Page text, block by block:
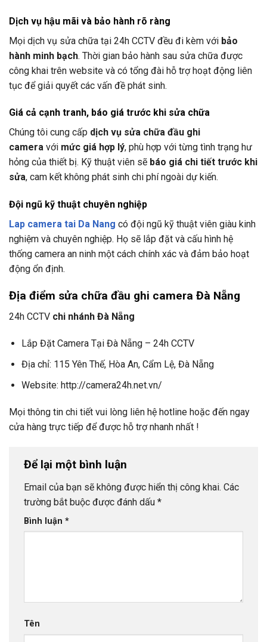
Dịch vụ hậu mãi và bảo hành rõ ràng
Mọi dịch vụ sửa chữa tại 24h CCTV đều đi kèm với bảo
hành minh bạch. Thời gian bảo hành sau sửa chữa được
công khai trên website và có tổng đài hỗ trợ hoạt động liên
tục để giải quyết các vấn đề phát sinh.
Giá cả cạnh tranh, báo giá trước khi sửa chữa
Chúng tôi cung cấp dịch vụ sửa chữa đầu ghi
camera với mức giá hợp lý, phù hợp với từng tình trạng hư
hỏng của thiết bị. Kỹ thuật viên sẽ báo giá chi tiết trước khi
sửa, cam kết không phát sinh chi phí ngoài dự kiến.
Đội ngũ kỹ thuật chuyên nghiệp
Lap camera tai Da Nang có đội ngũ kỹ thuật viên giàu kinh
nghiệm và chuyên nghiệp. Họ sẽ lắp đặt và cấu hình hệ
thống camera an ninh một cách chính xác và đảm bảo hoạt
động ổn định.
Địa điểm sửa chữa đầu ghi camera Đà Nẵng
24h CCTV chi nhánh Đà Nẵng
Lắp Đặt Camera Tại Đà Nẵng – 24h CCTV
Địa chỉ: 115 Yên Thế, Hòa An, Cẩm Lệ, Đà Nẵng
Website: http://camera24h.net.vn/
Mọi thông tin chi tiết vui lòng liên hệ hotline hoặc đến ngay
cửa hàng trực tiếp để được hỗ trợ nhanh nhất !
Để lại một bình luận
Email của bạn sẽ không được hiển thị công khai. Các
trường bắt buộc được đánh dấu *
Bình luận *
Tên